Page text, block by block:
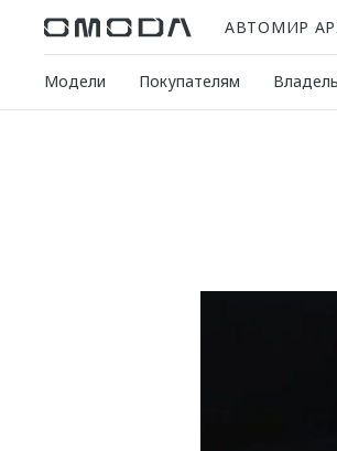
АВТОМИР
Модели Покупателям